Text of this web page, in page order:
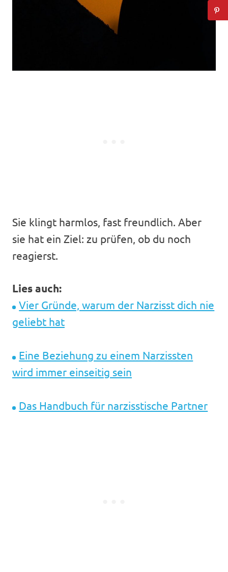
Sie klingt harmlos, fast freundlich. Aber
sie hat ein Ziel: zu prüfen, ob du noch
reagierst.
Lies auch:
Vier Gründe, warum der Narzisst dich nie
geliebt hat
Eine Beziehung zu einem Narzissten
wird immer einseitig sein
Das Handbuch für narzisstische Partner